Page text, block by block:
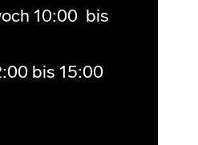
10:00 bis
bis 15:00